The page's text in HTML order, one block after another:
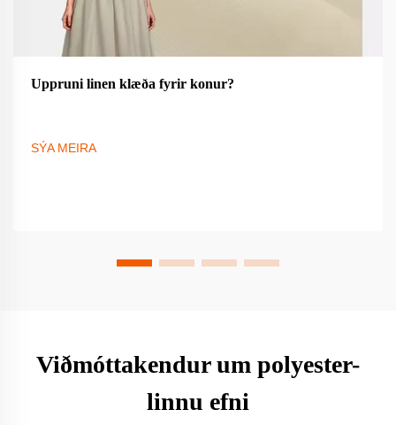
Uppruni linen klæða fyrir konur?
SÝA MEIRA
Viðmóttakendur um polyester-
linnu efni